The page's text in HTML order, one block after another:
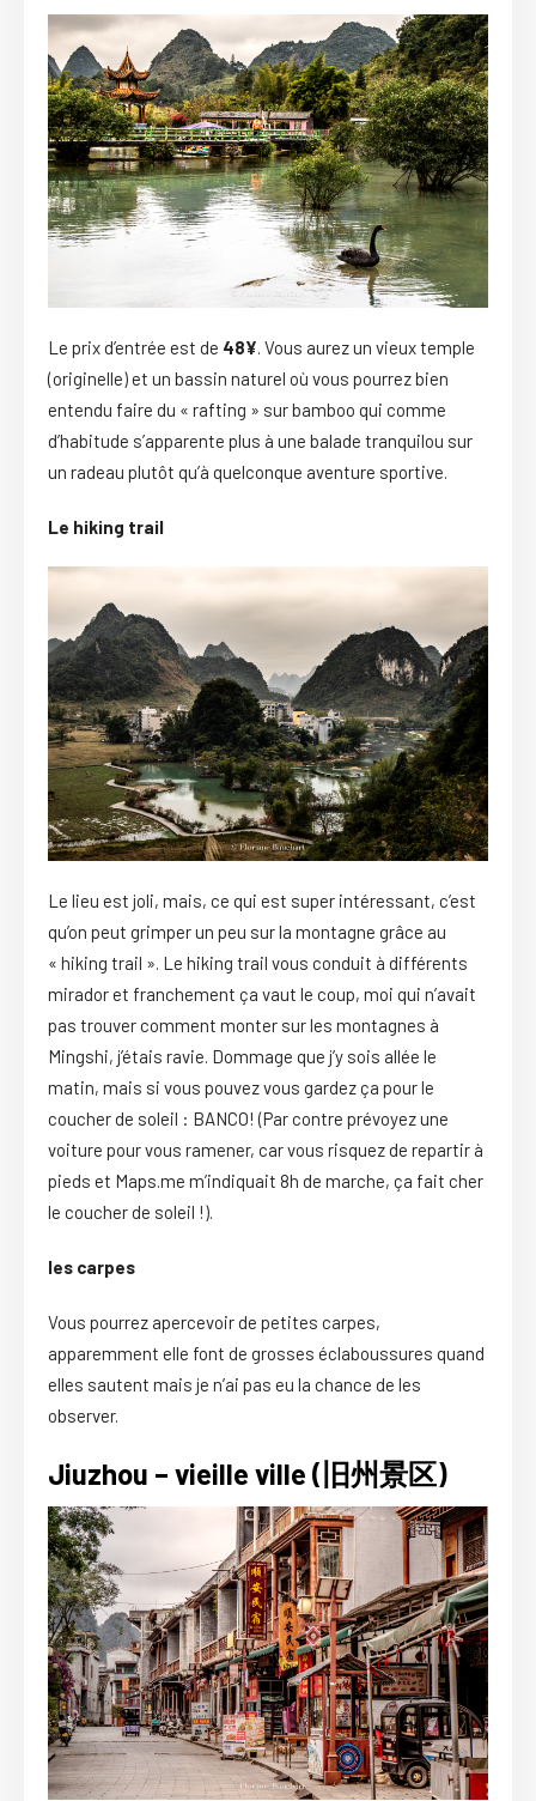
Le prix d’entrée est de 48¥. Vous aurez un vieux temple
(originelle) et un bassin naturel où vous pourrez bien
entendu faire du « rafting » sur bamboo qui comme
d’habitude s’apparente plus à une balade tranquilou sur
un radeau plutôt qu’à quelconque aventure sportive.
Le hiking trail
Le lieu est joli, mais, ce qui est super intéressant, c’est
qu’on peut grimper un peu sur la montagne grâce au
« hiking trail ». Le hiking trail vous conduit à différents
mirador et franchement ça vaut le coup, moi qui n’avait
pas trouver comment monter sur les montagnes à
Mingshi, j’étais ravie. Dommage que j’y sois allée le
matin, mais si vous pouvez vous gardez ça pour le
coucher de soleil : BANCO! (Par contre prévoyez une
voiture pour vous ramener, car vous risquez de repartir à
pieds et Maps.me m’indiquait 8h de marche, ça fait cher
le coucher de soleil !).
les carpes
Vous pourrez apercevoir de petites carpes,
apparemment elle font de grosses éclaboussures quand
elles sautent mais je n’ai pas eu la chance de les
observer.
Jiuzhou – vieille ville (旧州景区)